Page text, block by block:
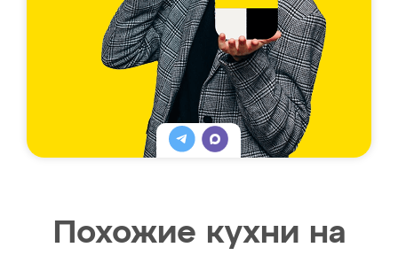
Похожие кухни на